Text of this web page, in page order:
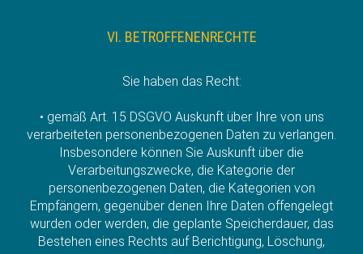
VI. BETROFFENENRECHTE
Sie haben das Recht:
• gemäß Art. 15 DSGVO Auskunft über Ihre von uns
verarbeiteten personenbezogenen Daten zu verlangen.
Insbesondere können Sie Auskunft über die
Verarbeitungszwecke, die Kategorie der
personenbezogenen Daten, die Kategorien von
Empfängern, gegenüber denen Ihre Daten offengelegt
wurden oder werden, die geplante Speicherdauer, das
Bestehen eines Rechts auf Berichtigung, Löschung,